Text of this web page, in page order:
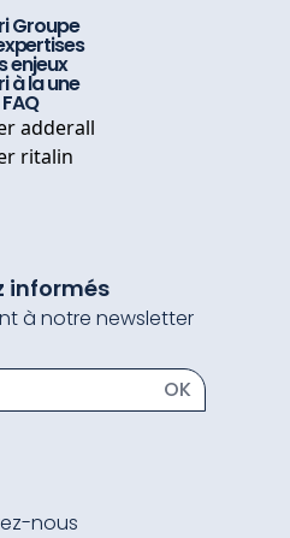
Groupe
enjeux
à la une
FAQ
adderall
ritalin
informés
à notre newsletter
OK
nous